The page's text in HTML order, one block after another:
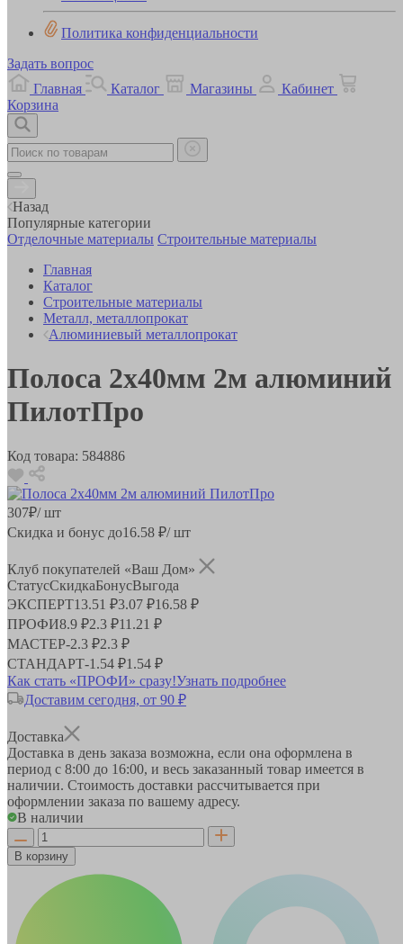
Политика конфиденциальности
Задать вопрос
Главная
Каталог Магазины
Кабинет
Корзина
Назад
Популярные категории
Отделочные материалы Строительные материалы
Главная
Каталог
Строительные материалы
Металл, металлопрокат
Алюминиевый металлопрокат
Полоса 2х40мм 2м алюминий
ПилотПро
Код товара: 584886
307₽/ шт
Скидка и бонус до16.58 ₽/ шт
Клуб покупателей «Ваш Дом»
СтатусСкидкаБонусВыгода
ЭКСПЕРТ13.51 ₽3.07 ₽16.58 ₽
ПРОФИ8.9 ₽2.3 ₽11.21 ₽
МАСТЕР-2.3 ₽2.3 ₽
СТАНДАРТ-1.54 ₽1.54 ₽
Как стать «ПРОФИ» сразу!Узнать подробнее
Доставим сегодня, от 90 ₽
Доставка
Доставка в день заказа возможна, если она оформлена в
период с 8:00 до 16:00, и весь заказанный товар имеется в
наличии. Стоимость доставки рассчитывается при
оформлении заказа по вашему адресу.
В наличии
В корзину